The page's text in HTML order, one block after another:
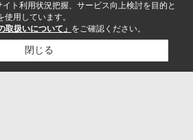
ト利用状況把握、サービス向上検討を目的と
用しています。
取扱いについて」 をご確認ください。
閉じる